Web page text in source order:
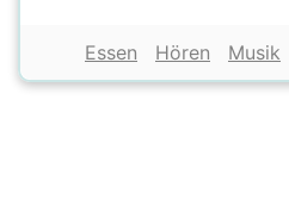
Essen Hören Musik